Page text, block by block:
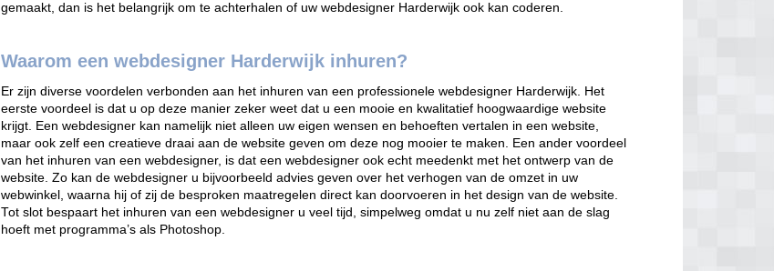
gemaakt, dan is het belangrijk om te achterhalen of uw webdesigner Harderwijk ook kan coderen.
Waarom een webdesigner Harderwijk inhuren?
Er zijn diverse voordelen verbonden aan het inhuren van een professionele webdesigner Harderwijk. Het
eerste voordeel is dat u op deze manier zeker weet dat u een mooie en kwalitatief hoogwaardige website
krijgt. Een webdesigner kan namelijk niet alleen uw eigen wensen en behoeften vertalen in een website,
maar ook zelf een creatieve draai aan de website geven om deze nog mooier te maken. Een ander voordeel
van het inhuren van een webdesigner, is dat een webdesigner ook echt meedenkt met het ontwerp van de
website. Zo kan de webdesigner u bijvoorbeeld advies geven over het verhogen van de omzet in uw
webwinkel, waarna hij of zij de besproken maatregelen direct kan doorvoeren in het design van de website.
Tot slot bespaart het inhuren van een webdesigner u veel tijd, simpelweg omdat u nu zelf niet aan de slag
hoeft met programma’s als Photoshop.